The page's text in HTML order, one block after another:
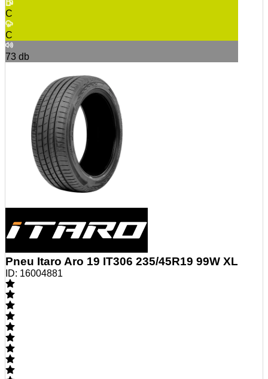
C
C
73 db
Pneu Itaro Aro 19 IT306 235/45R19 99W XL
ID: 16004881